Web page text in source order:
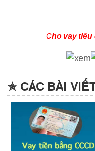
Cho vay tiêu
✯ CÁC BÀI